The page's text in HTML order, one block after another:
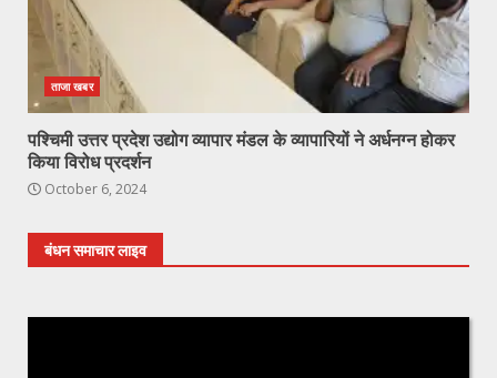
ताजा खबर
पश्चिमी उत्तर प्रदेश उद्योग व्यापार मंडल के व्यापारियों ने अर्धनग्न होकर
किया विरोध प्रदर्शन
October 6, 2024
बंधन समाचार लाइव